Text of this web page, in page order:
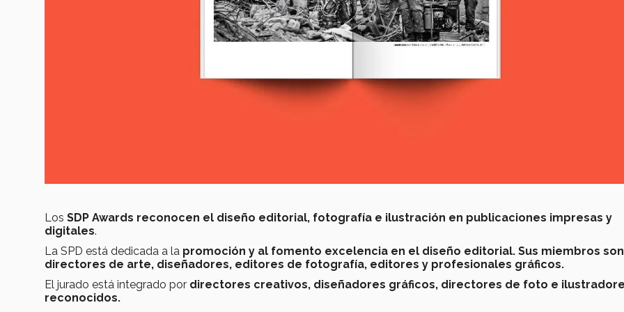
Los SDP Awards reconocen el diseño editorial, fotografía e ilustración en publicaciones impresas y
digitales.
La SPD está dedicada a la promoción y al fomento excelencia en el diseño editorial. Sus miembros son
directores de arte, diseñadores, editores de fotografía, editores y profesionales gráficos.
El jurado está integrado por directores creativos, diseñadores gráficos, directores de foto e
reconocidos.